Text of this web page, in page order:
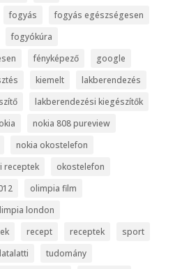
fogyás
fogyás egészségesen
fogyókúra
fényképező
google
kiemelt
lakberendezés
lakberendezési kiegészítők
nokia 808 pureview
nokia okostelefon
receptek
okostelefon
olimpia film
london
recept receptek
sport
tudomány